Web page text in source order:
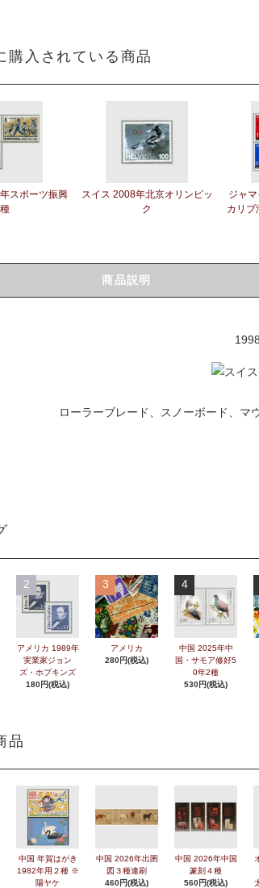
購入されている商品
スポーツ振興
スイス 2008年北京オリンピッ
ク
ジャ
カリブ
商品説明
ローラーブレード、スノーボード、マ
2
アメリカ 1989年
実業家ジョン
ズ・ホプキンズ
180円(税込)
3
アメリカ
280円(税込)
4
中国 2025年中
国・サモア修好5
0年2種
530円(税込)
品
中国 年賀はがき
1982年用２種 ※
陽ヤケ
中国 2026年出圉
図３種連刷
460円(税込)
中国 2026年中国
篆刻４種
560円(税込)